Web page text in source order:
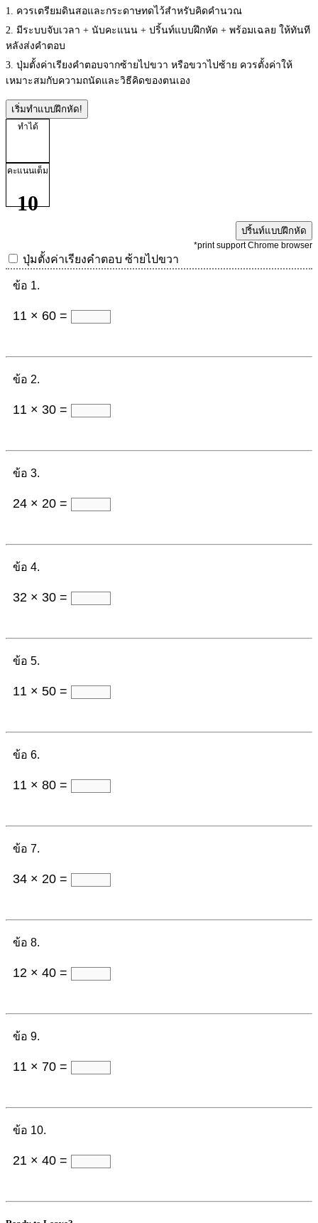
1. ควรเตรียมดินสอและกระดาษทดไว้สำหรับคิดคำนวณ
2. มีระบบจับเวลา + นับคะแนน + ปริ้นท์แบบฝึกหัด + พร้อมเฉลย ให้ทันที
หลังส่งคำตอบ
3. ปุ่มตั้งค่าเรียงคำตอบจากซ้ายไปขวา หรือขวาไปซ้าย ควรตั้งค่าให้
เหมาะสมกับความถนัดและวิธีคิดของตนเอง
เริ่มทำแบบฝึกหัด!
ทำได้
คะแนนเต็ม
10
ปริ้นท์แบบฝึกหัด
*print support Chrome browser
ปุ่มตั้งค่าเรียงคำตอบ ซ้ายไปขวา
ข้อ 1.
11 × 60 =
ข้อ 2.
11 × 30 =
ข้อ 3.
24 × 20 =
ข้อ 4.
32 × 30 =
ข้อ 5.
11 × 50 =
ข้อ 6.
11 × 80 =
ข้อ 7.
34 × 20 =
ข้อ 8.
12 × 40 =
ข้อ 9.
11 × 70 =
ข้อ 10.
21 × 40 =